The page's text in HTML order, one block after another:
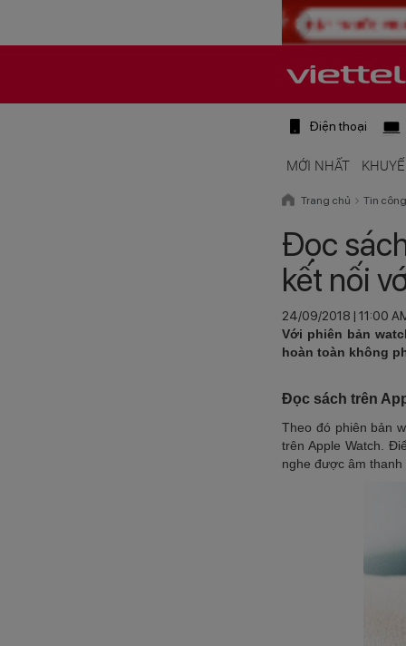
Điện thoại
MỚI NHẤT
Trang chủ Tin
Đọc
kết nối
24/09/2018 | 11:00
Với phiên bản
hoàn toàn không
Đọc sách trên
Theo đó phiên bản
trên Apple Watch.
nghe được âm